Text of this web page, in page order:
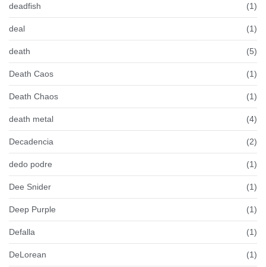
deadfish (1)
deal (1)
death (5)
Death Caos (1)
Death Chaos (1)
death metal (4)
Decadencia (2)
dedo podre (1)
Dee Snider (1)
Deep Purple (1)
Defalla (1)
DeLorean (1)